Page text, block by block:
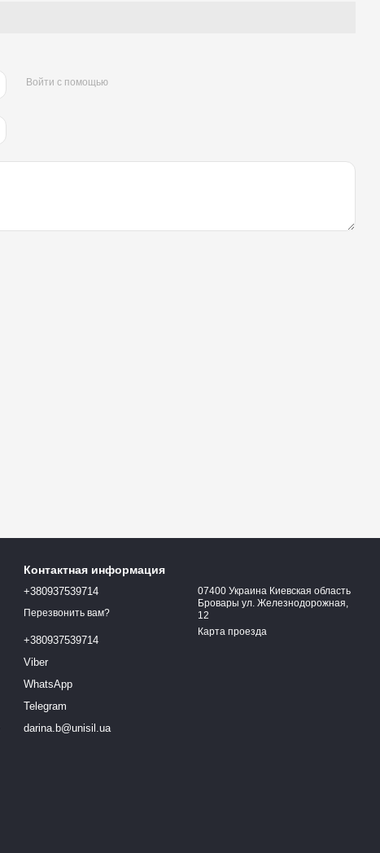
Войти с помощью
Контактная информация
+380937539714
Перезвонить вам?
+380937539714
Viber
WhatsApp
Telegram
darina.b@unisil.ua
07400 Украина Киевская область
Бровары ул. Железнодорожная,
12
Карта проезда